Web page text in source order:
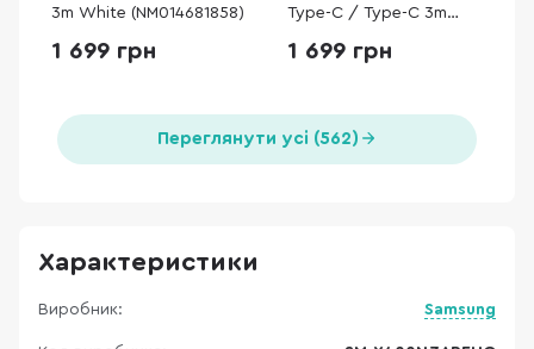
3m White (NM014681858)
1 699 грн
Type-C / Type-C 3m
C-COS-NP)
1 699 грн
Переглянути усі (562)
Характеристики
Виробник: Samsung